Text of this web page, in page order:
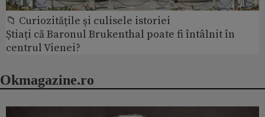
📁 Curiozităţile şi culisele istoriei
Știați că Baronul Brukenthal poate fi întâlnit în
centrul Vienei?
Okmagazine.ro